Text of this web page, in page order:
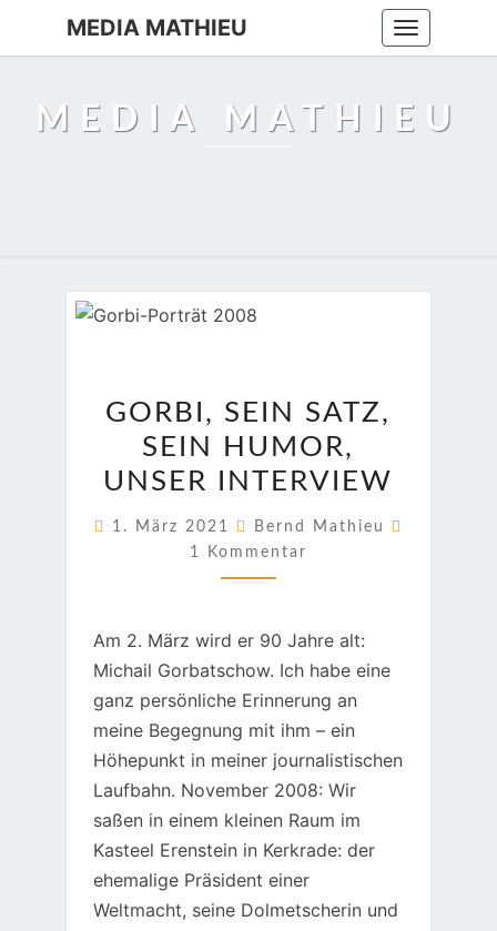
Toggle
navigation
MEDIA MATHIEU
MEDIA MATHIEU
SEIN
SATZ,
SEIN
UNSER
GORBI, SEIN SATZ,
SEIN HUMOR,
UNSER INTERVIEW
1. März 2021 Bernd Mathieu
1 Kommentar
Am 2. März wird er 90 Jahre alt:
Michail Gorbatschow. Ich habe eine
ganz persönliche Erinnerung an
meine Begegnung mit ihm – ein
Höhepunkt in meiner journalistischen
Laufbahn. November 2008: Wir
saßen in einem kleinen Raum im
Kasteel Erenstein in Kerkrade: der
ehemalige Präsident einer
Weltmacht, seine Dolmetscherin und